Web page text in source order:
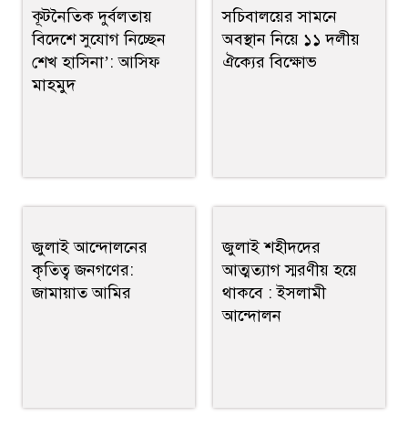
কূটনৈতিক দুর্বলতায়
বিদেশে সুযোগ নিচ্ছেন
শেখ হাসিনা’: আসিফ
মাহমুদ
সচিবালয়ের সামনে
অবস্থান নিয়ে ১১ দলীয়
ঐক্যের বিক্ষোভ
জুলাই আন্দোলনের
কৃতিত্ব জনগণের:
জামায়াত আমির
জুলাই শহীদদের
আত্মত্যাগ স্মরণীয় হয়ে
থাকবে : ইসলামী
আন্দোলন